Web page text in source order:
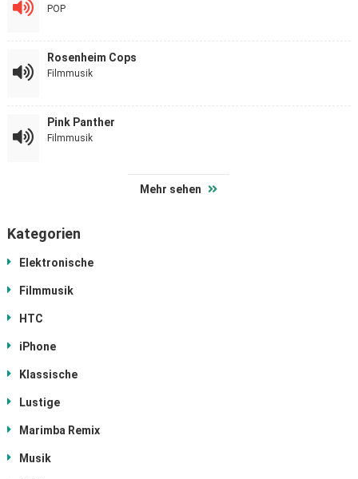
POP
Rosenheim Cops
Filmmusik
Pink Panther
Filmmusik
Mehr sehen
Kategorien
Elektronische
Filmmusik
HTC
iPhone
Klassische
Lustige
Marimba Remix
Musik